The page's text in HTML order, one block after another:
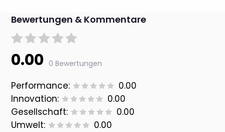
Bewertungen & Kommentare
0.00 0 Bewertungen
Performance:
0.00
Innovation:
0.00
Gesellschaft:
0.00
Umwelt:
0.00